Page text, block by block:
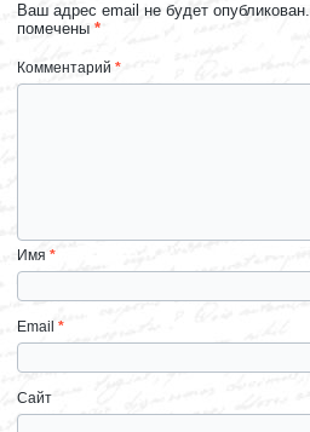
Ваш адрес email не будет опубликован.
помечены*
Комментарий*
Имя*
Email*
Сайт